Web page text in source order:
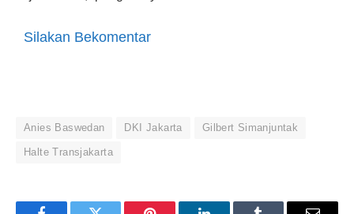
Silakan Bekomentar
Anies Baswedan DKI Jakarta Gilbert Simanjuntak
Halte Transjakarta